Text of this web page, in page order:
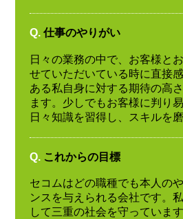
Q. 仕事のやりがい
日々の業務の中で、お客様と
せていただいている時に直接
ある私自身に対する期待の高
ます。少しでもお客様に判り
日々知識を習得し、スキルを
Q. これからの目標
セコムはどの職種でも本人の
ンスを与えられる会社です。
して三重の社会を守っていま